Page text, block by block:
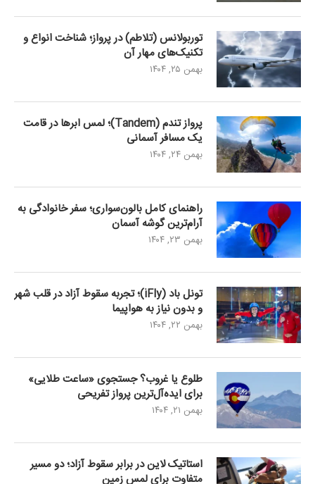
توربولانس (تلاطم) در پرواز؛ شناخت انواع و
تکنیک‌های مهار آن
بهمن ۲۵, ۱۴۰۴
پرواز تندم (Tandem)؛ لمس ابرها در قامت
یک مسافر آسمانی
بهمن ۲۴, ۱۴۰۴
راهنمای کامل بالون‌سواری؛ سفر خانوادگی به
آرام‌ترین گوشه آسمان
بهمن ۲۳, ۱۴۰۴
تونل باد (iFly)؛ تجربه سقوط آزاد در قلب شهر
و بدون نیاز به هواپیما
بهمن ۲۲, ۱۴۰۴
طلوع یا غروب؟ جستجوی «ساعت طلایی»
برای ایده‌آل‌ترین پرواز تفریحی
بهمن ۲۱, ۱۴۰۴
استاتیک لاین در برابر سقوط آزاد؛ دو مسیر
متفاوت برای لمس زمین